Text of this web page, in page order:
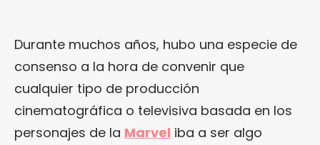
Durante muchos años, hubo una especie de
consenso a la hora de convenir que
cualquier tipo de producción
cinematográfica o televisiva basada en los
personajes de la Marvel iba a ser algo